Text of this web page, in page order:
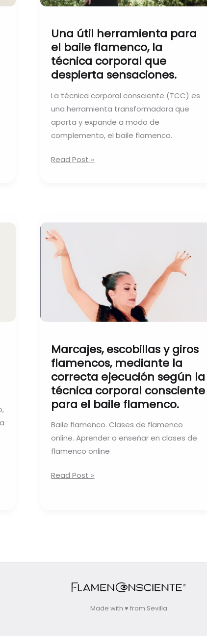
Una útil herramienta para
el baile flamenco, la
técnica corporal que
despierta sensaciones.
La técnica corporal consciente (TCC) es
una herramienta transformadora que
aporta y expande a modo de
complemento, el baile flamenco.
técnica
que
despierta
sensaciones.
Read Post »
Marcajes, escobillas y giros
flamencos, mediante la
correcta ejecución según la
técnica corporal consciente
para el baile flamenco.
Baile flamenco. Clases de flamenco
online. Aprender a enseñar en clases de
flamenco online
escobillas
y
giros
flamencos,
mediante
correcta
ejecución
la
técnica
corporal
consciente
para
baile
flamenco.
Read Post »
Made with ♥ from Sevilla